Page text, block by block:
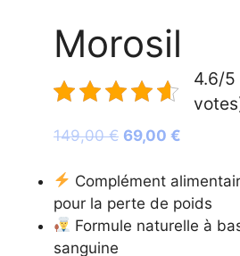
Morosil
4.6/
149,00€ Le
initial
était :
149,00 €.
69,00 €
actuel
est :
69,00
Complément
pour la perte de poids
Formule naturelle à
sanguine